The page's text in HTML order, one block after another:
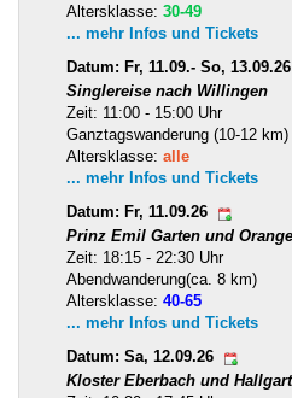
Altersklasse: 30-49
... mehr Infos und Tickets
Datum: Fr, 11.09.- So, 13.09.26
Singlereise nach Willingen
Zeit: 11:00 - 15:00 Uhr
Ganztagswanderung (10-12 km)
Altersklasse: alle
... mehr Infos und Tickets
Datum: Fr, 11.09.26
Prinz Emil Garten und
Zeit: 18:15 - 22:30 Uhr
Abendwanderung(ca. 8 km)
Altersklasse: 40-65
... mehr Infos und Tickets
Datum: Sa, 12.09.26
Kloster Eberbach und